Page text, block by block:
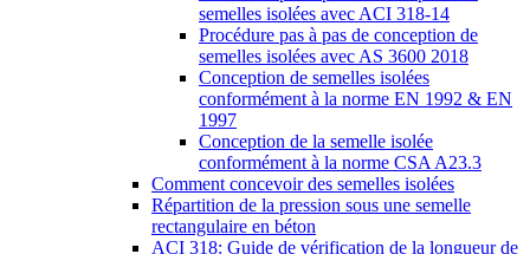
semelles isolées avec ACI 318-14
Procédure pas à pas de conception de
semelles isolées avec AS 3600 2018
Conception de semelles isolées
conformément à la norme EN 1992 & EN
1997
Conception de la semelle isolée
conformément à la norme CSA A23.3
Comment concevoir des semelles isolées
Répartition de la pression sous une semelle
rectangulaire en béton
ACI 318: Guide de vérification de la longueur de